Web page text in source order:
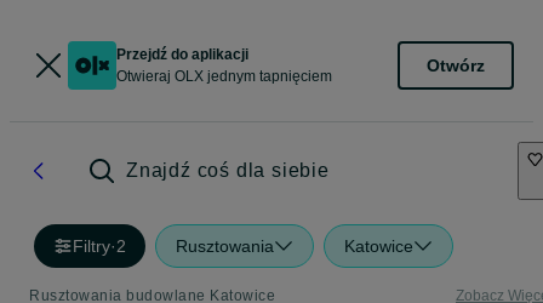
Przejdź do aplikacji
Otwieraj OLX jednym tapnięciem
Otwórz
Znajdź coś dla siebie
Filtry·2 Rusztowania Katowice
Rusztowania budowlane Katowice Zobacz